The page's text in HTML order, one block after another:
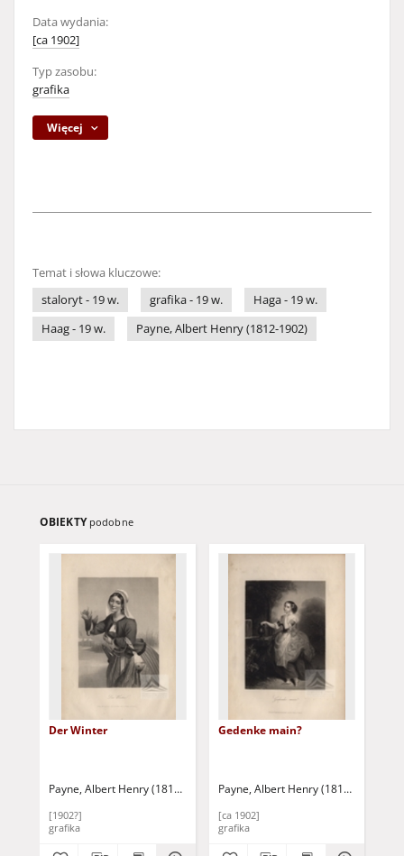
Data wydania:
[ca 1902]
Typ zasobu:
grafika
Więcej
Temat i słowa kluczowe:
staloryt - 19 w.
grafika - 19 w.
Haga - 19 w.
Haag - 19 w.
Payne, Albert Henry (1812-1902)
OBIEKTY podobne
Der Winter
Payne, Albert Henry (1812-1902) Payne, Albert Henry (1812-1902)
[1902?]
grafika
Gedenke main?
Payne, Albert Henry (1812-1902)
[ca 1902]
grafika